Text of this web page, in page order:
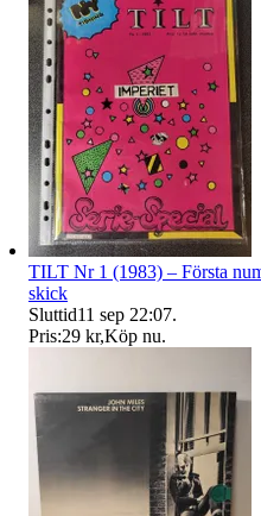
TILT Nr 1 (1983) – Första
skick
Sluttid11 sep 22:07.
Pris:29 kr,Köp nu.